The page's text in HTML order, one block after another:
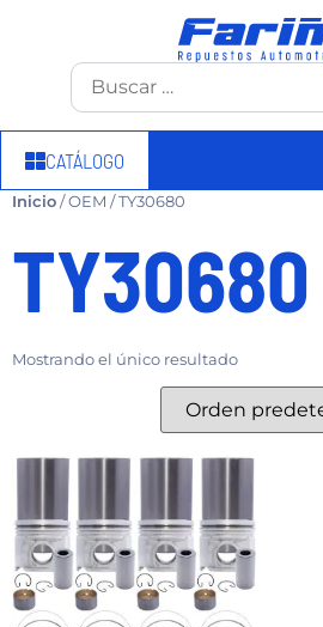
CATÁLOGO
Inicio/ OEM / TY30680
TY30680
Mostrando el único resultado